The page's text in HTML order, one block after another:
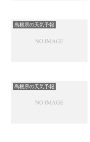
島根県の天気予報
島根県の天気予報